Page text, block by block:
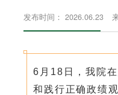
发布时间： 2026.06.23
6月18日，我院
和践行正确政绩